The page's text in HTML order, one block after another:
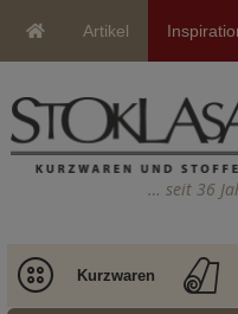
Artikel
… seit 36
Kurzwaren